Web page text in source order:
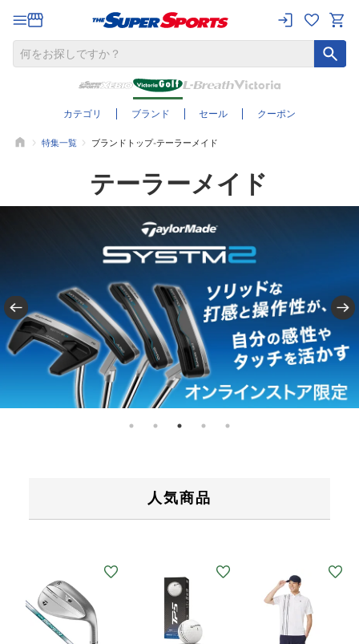
カテゴリ ブランド セール クーポン
特集一覧 ブランドトップ-テーラーメイド
テーラーメイド
人気商品
ズ)
ホ ホン